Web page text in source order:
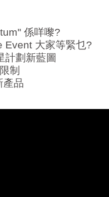
係咩嚟?
Event 大家等緊乜?
計劃新藍圖
制
產品